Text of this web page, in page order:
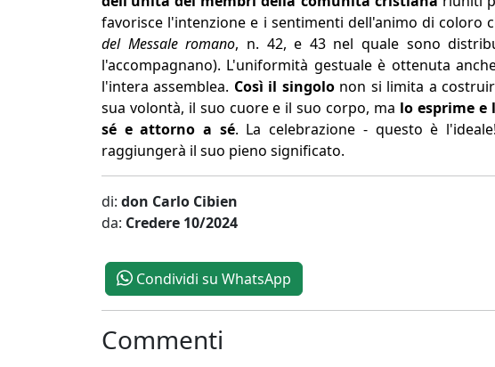
favorisce l'intenzione e i sentimenti dell'animo di coloro
del Messale romano, n. 42, e 43 nel quale sono
l'accompagnano). L'uniformità gestuale è ottenuta
l'intera assemblea. Così il singolonon si limita a
sua volontà, il suo cuore e il suo corpo, ma lo esprime e
sé e attorno a sé. La celebrazione - questo è
raggiungerà il suo pieno significato.
di: don Carlo Cibien
da: Credere 10/2024
Condividi su WhatsApp
Commenti